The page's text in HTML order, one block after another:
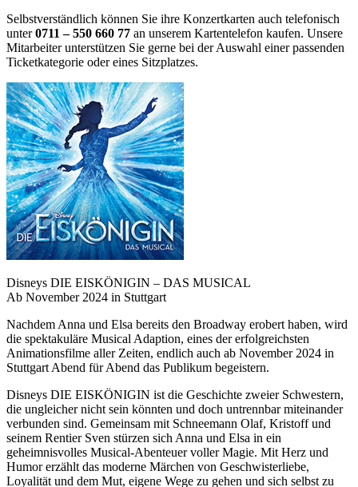
Selbstverständlich können Sie ihre Konzertkarten auch telefonisch
unter0711 – 550 660 77 an unserem Kartentelefon kaufen. Unsere
Mitarbeiter unterstützen Sie gerne bei der Auswahl einer passenden
Ticketkategorie oder eines Sitzplatzes.
Disneys DIE EISKÖNIGIN – DAS MUSICAL
Ab November 2024 in Stuttgart
Nachdem Anna und Elsa bereits den Broadway erobert haben, wird
die spektakuläre Musical Adaption, eines der erfolgreichsten
Animationsfilme aller Zeiten, endlich auch ab November 2024 in
Stuttgart Abend für Abend das Publikum begeistern.
Disneys DIE EISKÖNIGIN ist die Geschichte zweier Schwestern,
die ungleicher nicht sein könnten und doch untrennbar miteinander
verbunden sind. Gemeinsam mit Schneemann Olaf, Kristoff und
seinem Rentier Sven stürzen sich Anna und Elsa in ein
geheimnisvolles Musical-Abenteuer voller Magie. Mit Herz und
Humor erzählt das moderne Märchen von Geschwisterliebe,
Loyalität und dem Mut, eigene Wege zu gehen und sich selbst zu